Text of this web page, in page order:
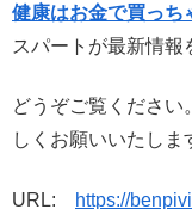
健康はお金で買っち
スパートが最新情報
どうぞご覧ください
しくお願いいたしま
URL: https://